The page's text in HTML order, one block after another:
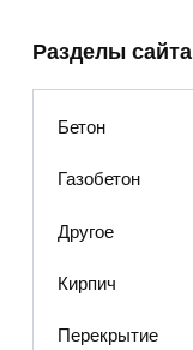
Разделы сайта
Бетон
Газобетон
Другое
Кирпич
Перекрытие